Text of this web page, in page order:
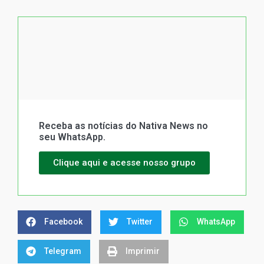
Receba as notícias do Nativa News no
seu WhatsApp.
Clique aqui e acesse nosso grupo
Facebook Twitter WhatsApp
Telegram Imprimir